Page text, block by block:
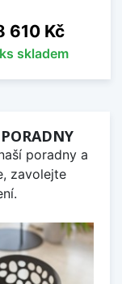
610 Kč
skladem
poradny a
zavolejte